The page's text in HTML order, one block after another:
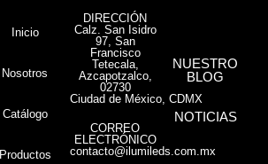
Inicio
Nosotros
Catálogo
Productos
DIRECCIÓN
Calz. San Isidro
97, San
Francisco
Tetecala,
Azcapotzalco,
02730
Ciudad de México, CDMX
CORREO
ELECTRÓNICO
contacto@ilumileds.com.mx
NUESTRO
BLOG
NOTICIAS